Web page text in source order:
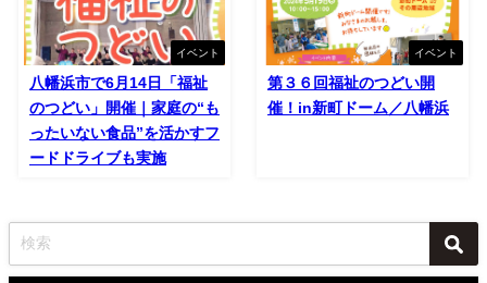
イベント
八幡浜市で6月14日「福祉
のつどい」開催｜家庭の“も
ったいない食品”を活かすフ
ードドライブも実施
イベント
第３６回福祉のつどい開
催！in新町ドーム／八幡浜